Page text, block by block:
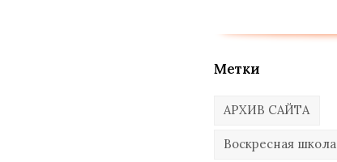
Метки
АРХИВ САЙТА
Воскресная школа